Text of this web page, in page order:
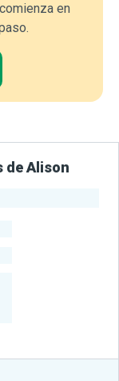
en
de Alison